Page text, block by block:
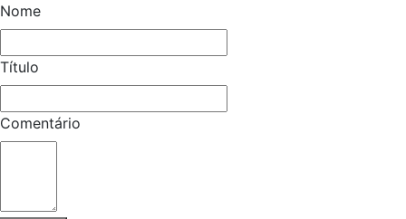
Nome
Título
Comentário